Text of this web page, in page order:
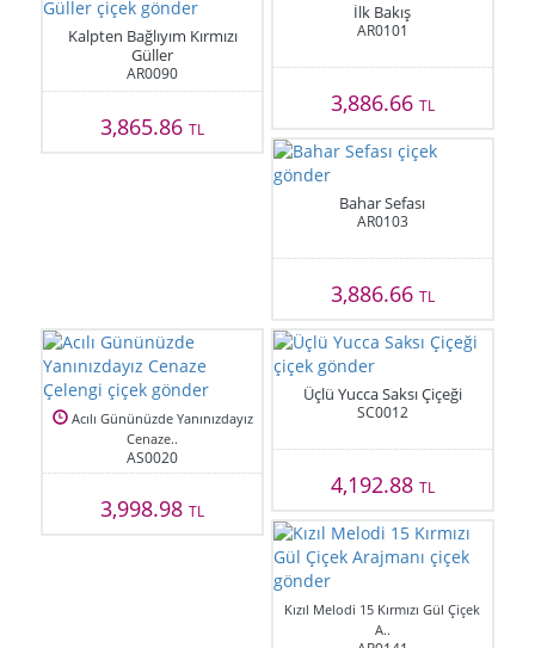
Kalpten Bağlıyım Kırmızı
Güller
AR0090
3,865.86TL
İlk Bakış
AR0101
3,886.66 TL
Bahar Sefası
AR0103
3,886.66 TL
Acılı Gününüzde Yanınızdayız
Cenaze..
AS0020
3,998.98TL
Üçlü Yucca Saksı Çiçeği
SC0012
4,192.88 TL
Kızıl Melodi 15 Kırmızı Gül Çiçek
A..